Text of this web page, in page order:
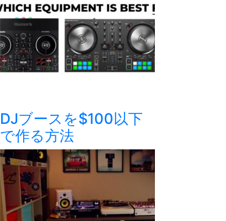
DJブースを$100以下
で作る方法